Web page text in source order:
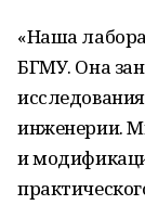
«Наша
БГМУ. Она
инженерии.
и